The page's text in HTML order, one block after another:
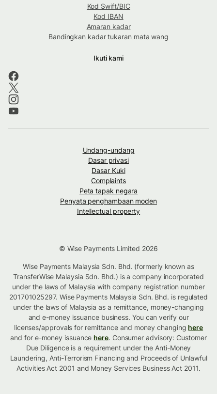
Kod Swift/BIC
Kod IBAN
Amaran kadar
Bandingkan kadar tukaran mata wang
Ikuti kami
Undang-undang
Dasar privasi
Dasar Kuki
Complaints
Peta tapak negara
Penyata penghambaan moden
Intellectual property
© Wise Payments Limited 2026
Wise Payments Malaysia Sdn. Bhd. (formerly known as
TransferWise Malaysia Sdn. Bhd.) is a company incorporated
under the laws of Malaysia with company registration number
201701025297. Wise Payments Malaysia Sdn. Bhd. is regulated
under the laws of Malaysia as a remittance, money-changing
and e-money issuance business. You can verify our
licenses/approvals for remittance and money changing here
and for e-money issuance here. Consumer advisory: Customer
Due Diligence is a requirement under the Anti-Money
Laundering, Anti-Terrorism Financing and Proceeds of Unlawful
Activities Act 2001 and Money Services Business Act 2011.